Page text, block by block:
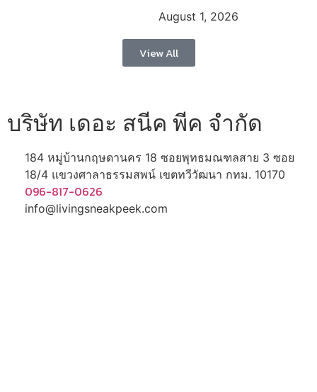
August 1, 2026
View All
บริษัท เดอะ สนีค พีค จำกัด
184 หมู่บ้านกฤษดานคร 18 ซอยพุทธมณฑลสาย 3 ซอย
18/4 แขวงศาลาธรรมสพน์ เขตทวีวัฒนา กทม. 10170
096-817-0626
info@livingsneakpeek.com